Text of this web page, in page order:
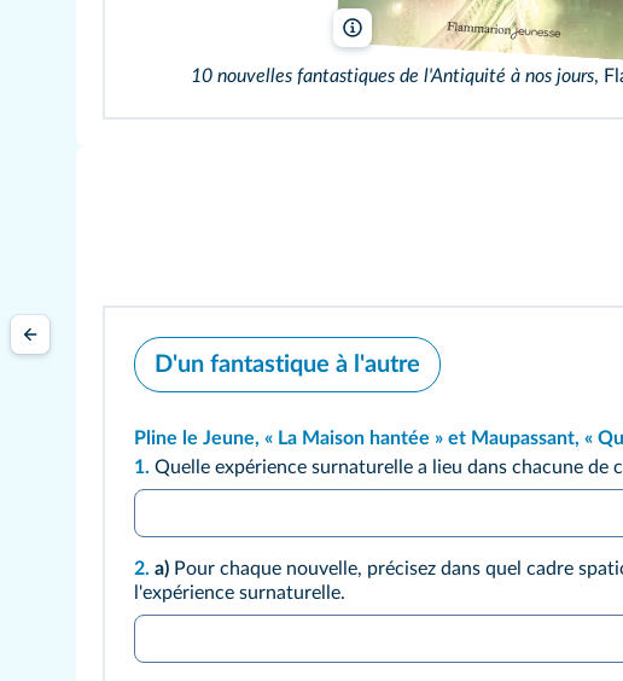
Flammarion jeunesse
10 nouvelles fantastiques de l'Antiquité à nos jours,
D'un fantastique à l'autre
Pline le Jeune, « La Maison hantée » et Maupassant, «
1. Quelle expérience surnaturelle a lieu dans chacune de
2. a) Pour chaque nouvelle, précisez dans quel cadre
l'expérience surnaturelle.